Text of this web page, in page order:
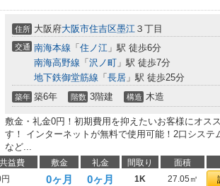
住所 大阪府大阪市住吉区墨江 ３丁目
交通 南海本線 「 住ノ江 」駅 徒歩6分
南海高野線 「 沢ノ町 」駅 徒歩7分
地下鉄御堂筋線 「 長居 」駅 徒歩25分
築年 築6年 階数 3階建 構造 木造
敷金・礼金0円！初期費用を抑えたいお客様にオス
す！ インターネットが無料で使用可能！2口システ
など...
益費 敷金 礼金 間取り 面積
0ヶ月 0ヶ月 1K 27.05㎡